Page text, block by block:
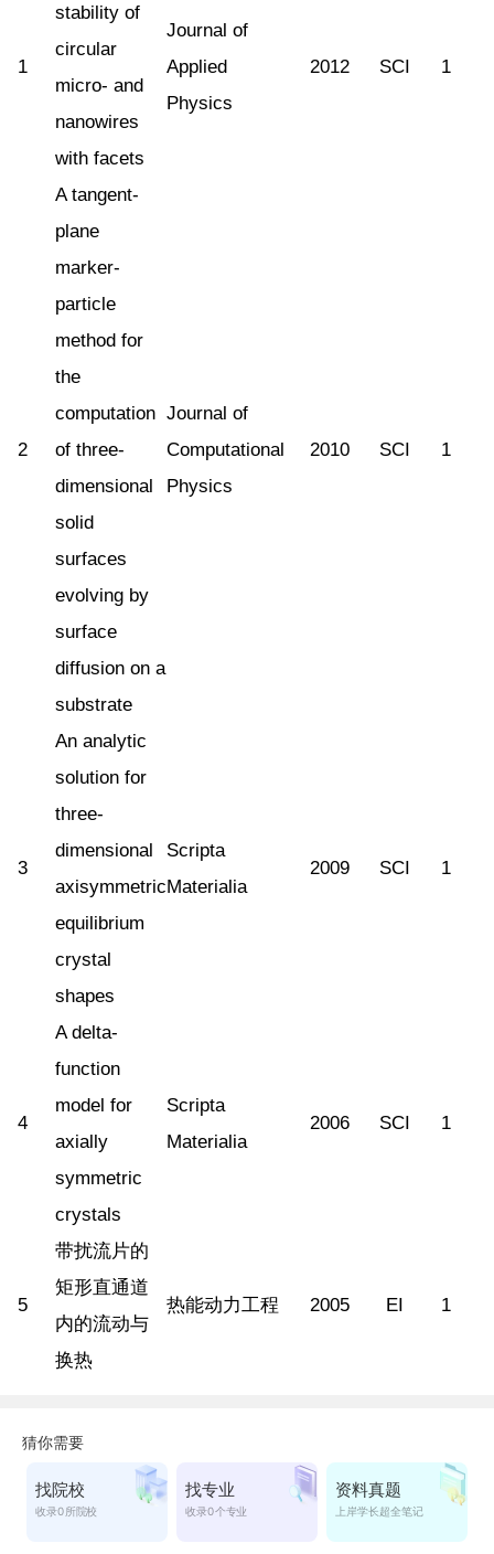
1
stability of
circular
micro- and
nanowires
with facets
Journal of
Applied
Physics
2012 SCI 1
2
A tangent-
plane
marker-
particle
method for
the
computation
of three-
dimensional
solid
surfaces
evolving by
surface
diffusion on a
substrate
Journal of
Computational
Physics
2010 SCI 1
3
An analytic
solution for
three-
dimensional
axisymmetric
equilibrium
crystal
shapes
Scripta
Materialia
2009 SCI 1
4
A delta-
function
model for
axially
symmetric
crystals
Scripta
Materialia
2006 SCI 1
5
带扰流片的
矩形直通道
内的流动与
换热
热能动力工程 2005 EI 1